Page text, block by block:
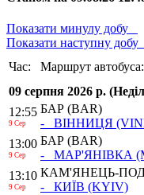
Показати минулу добу
Показати наступну добу
Час:
Маршрут автобуса:
09 серпня 2026 р.
12:55
9 Сер
БАР (BAR)
- ВІННИЦЯ
13:00
9 Сер
БАР (BAR)
- МАР'ЯНІВКА
13:10
9 Сер
КАМ'ЯНЕЦЬ-
- КИЇВ (KYIV)